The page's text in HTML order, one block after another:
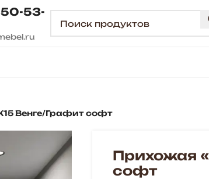
53-
Венге/Графит софт
Прихожая
софт